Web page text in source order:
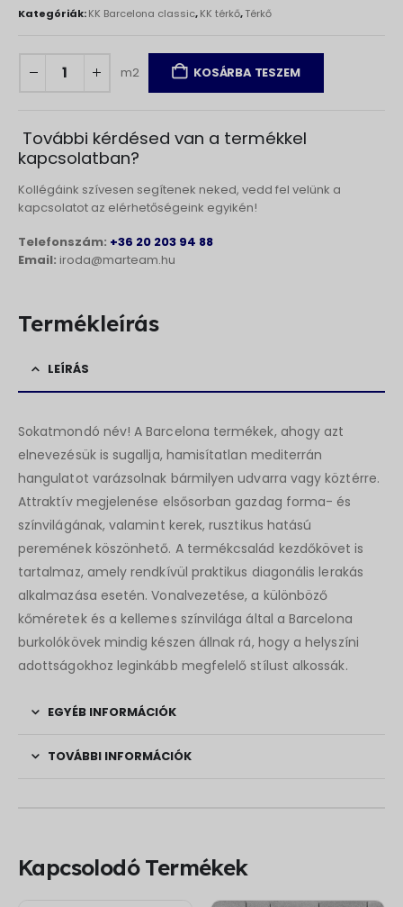
Kategóriák:KK Barcelona classic,KK térkő,Térkő
m2 KOSÁRBA TESZEM
További kérdésed van a termékkel
kapcsolatban?
Kollégáink szívesen segítenek neked, vedd fel velünk a
kapcsolatot az elérhetőségeink egyikén!
Telefonszám: +36 20 203 94 88
Email: iroda@marteam.hu
Termékleírás
LEÍRÁS
Sokatmondó név! A Barcelona termékek, ahogy azt
elnevezésük is sugallja, hamisítatlan mediterrán
hangulatot varázsolnak bármilyen udvarra vagy köztérre.
Attraktív megjelenése elsősorban gazdag forma- és
színvilágának, valamint kerek, rusztikus hatású
peremének köszönhető. A termékcsalád kezdőkövet is
tartalmaz, amely rendkívül praktikus diagonális lerakás
alkalmazása esetén. Vonalvezetése, a különböző
kőméretek és a kellemes színvilága által a Barcelona
burkolókövek mindig készen állnak rá, hogy a helyszíni
adottságokhoz leginkább megfelelő stílust alkossák.
EGYÉB INFORMÁCIÓK
TOVÁBBI INFORMÁCIÓK
Kapcsolodó Termékek